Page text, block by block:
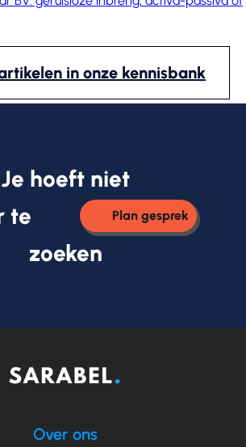
in onze kennisbank
Je hoeft niet
te
Plan gesprek
zoeken
Over ons